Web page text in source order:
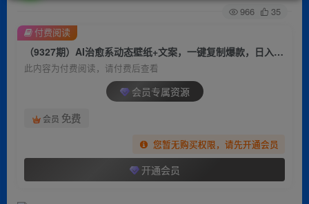
966 35
（9327期）AI治愈系动态壁纸+文案，一键复制爆款，日入500+
此内容为付费阅读，请付费后查看
会员专属资源
会员 免费
您暂无购买权限，请先开通会员
开通会员
付费阅读